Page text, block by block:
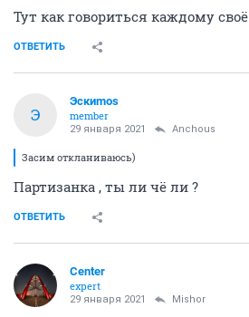
Тут как говориться каждому своё
ОТВЕТИТЬ
Э
Эскиmos
member
29 января 2021 Anchous
Засим откланиваюсь)
Партизанка , ты ли чё ли ?
ОТВЕТИТЬ
Center
expert
29 января 2021 Mishor